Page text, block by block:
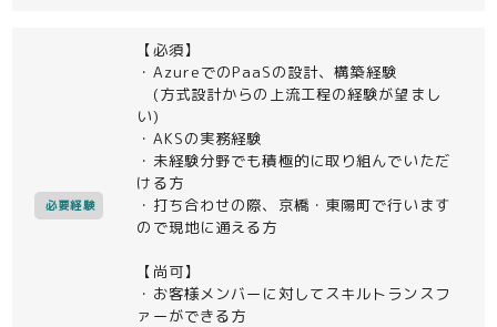
必要経験
【必須】
・AzureでのPaaSの設計、構築経験
(方式設計からの上流工程の経験が望まし
い)
・AKSの実務経験
・未経験分野でも積極的に取り組んでいただ
ける方
・打ち合わせの際、京橋・東陽町で行います
ので現地に通える方
【尚可】
・お客様メンバーに対してスキルトランスフ
ァーができる方